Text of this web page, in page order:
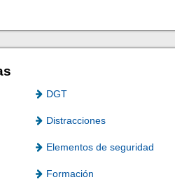
DGT
Distracciones
Elementos de seguridad
Formación